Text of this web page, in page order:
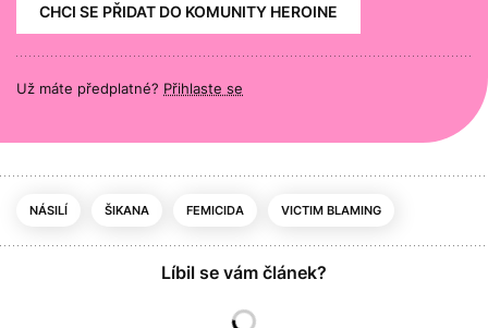
CHCI SE PŘIDAT DO KOMUNITY HEROINE
Už máte předplatné? Přihlaste se
NÁSILÍ ŠIKANA FEMICIDA VICTIM BLAMING
Líbil se vám článek?